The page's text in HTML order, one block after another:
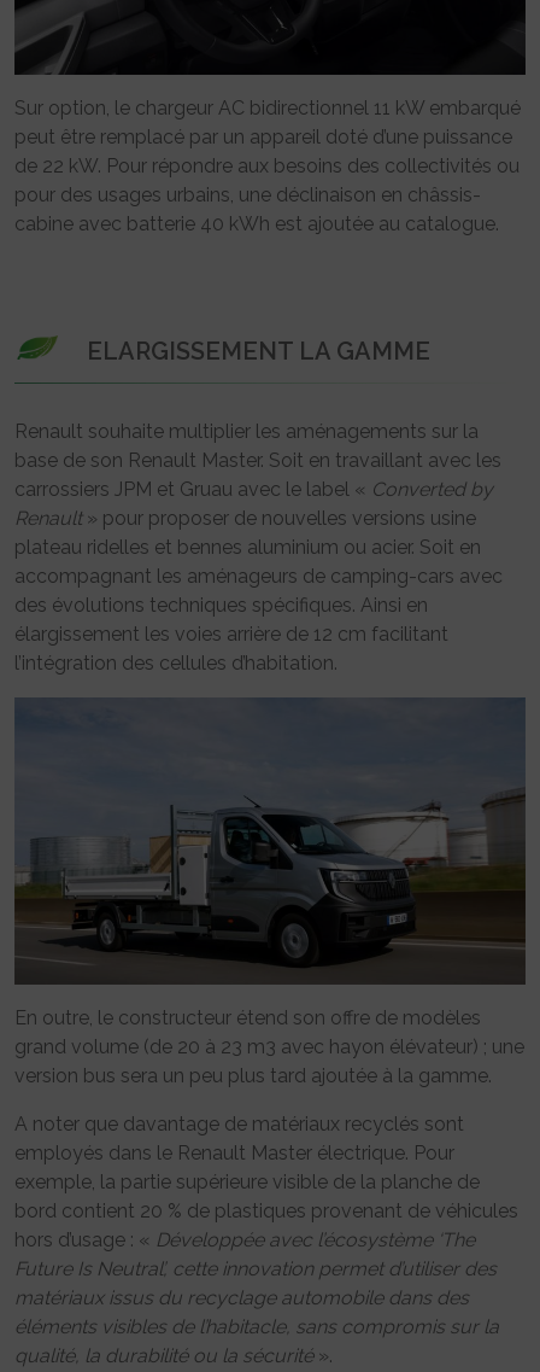
Sur option, le chargeur AC bidirectionnel 11 kW embarqué
peut être remplacé par un appareil doté d’une puissance
de 22 kW. Pour répondre aux besoins des collectivités ou
pour des usages urbains, une déclinaison en châssis-
cabine avec batterie 40 kWh est ajoutée au catalogue.
ELARGISSEMENT LA GAMME
Renault souhaite multiplier les aménagements sur la
base de son Renault Master. Soit en travaillant avec les
carrossiers JPM et Gruau avec le label « Converted by
Renault » pour proposer de nouvelles versions usine
plateau ridelles et bennes aluminium ou acier. Soit en
accompagnant les aménageurs de camping-cars avec
des évolutions techniques spécifiques. Ainsi en
élargissement les voies arrière de 12 cm facilitant
l’intégration des cellules d’habitation.
En outre, le constructeur étend son offre de modèles
grand volume (de 20 à 23 m3 avec hayon élévateur) ; une
version bus sera un peu plus tard ajoutée à la gamme.
A noter que davantage de matériaux recyclés sont
employés dans le Renault Master électrique. Pour
exemple, la partie supérieure visible de la planche de
bord contient 20 % de plastiques provenant de véhicules
hors d’usage : « Développée avec l’écosystème ‘The
Future Is Neutral’, cette innovation permet d’utiliser des
matériaux issus du recyclage automobile dans des
éléments visibles de l’habitacle, sans compromis sur la
qualité, la durabilité ou la sécurité».